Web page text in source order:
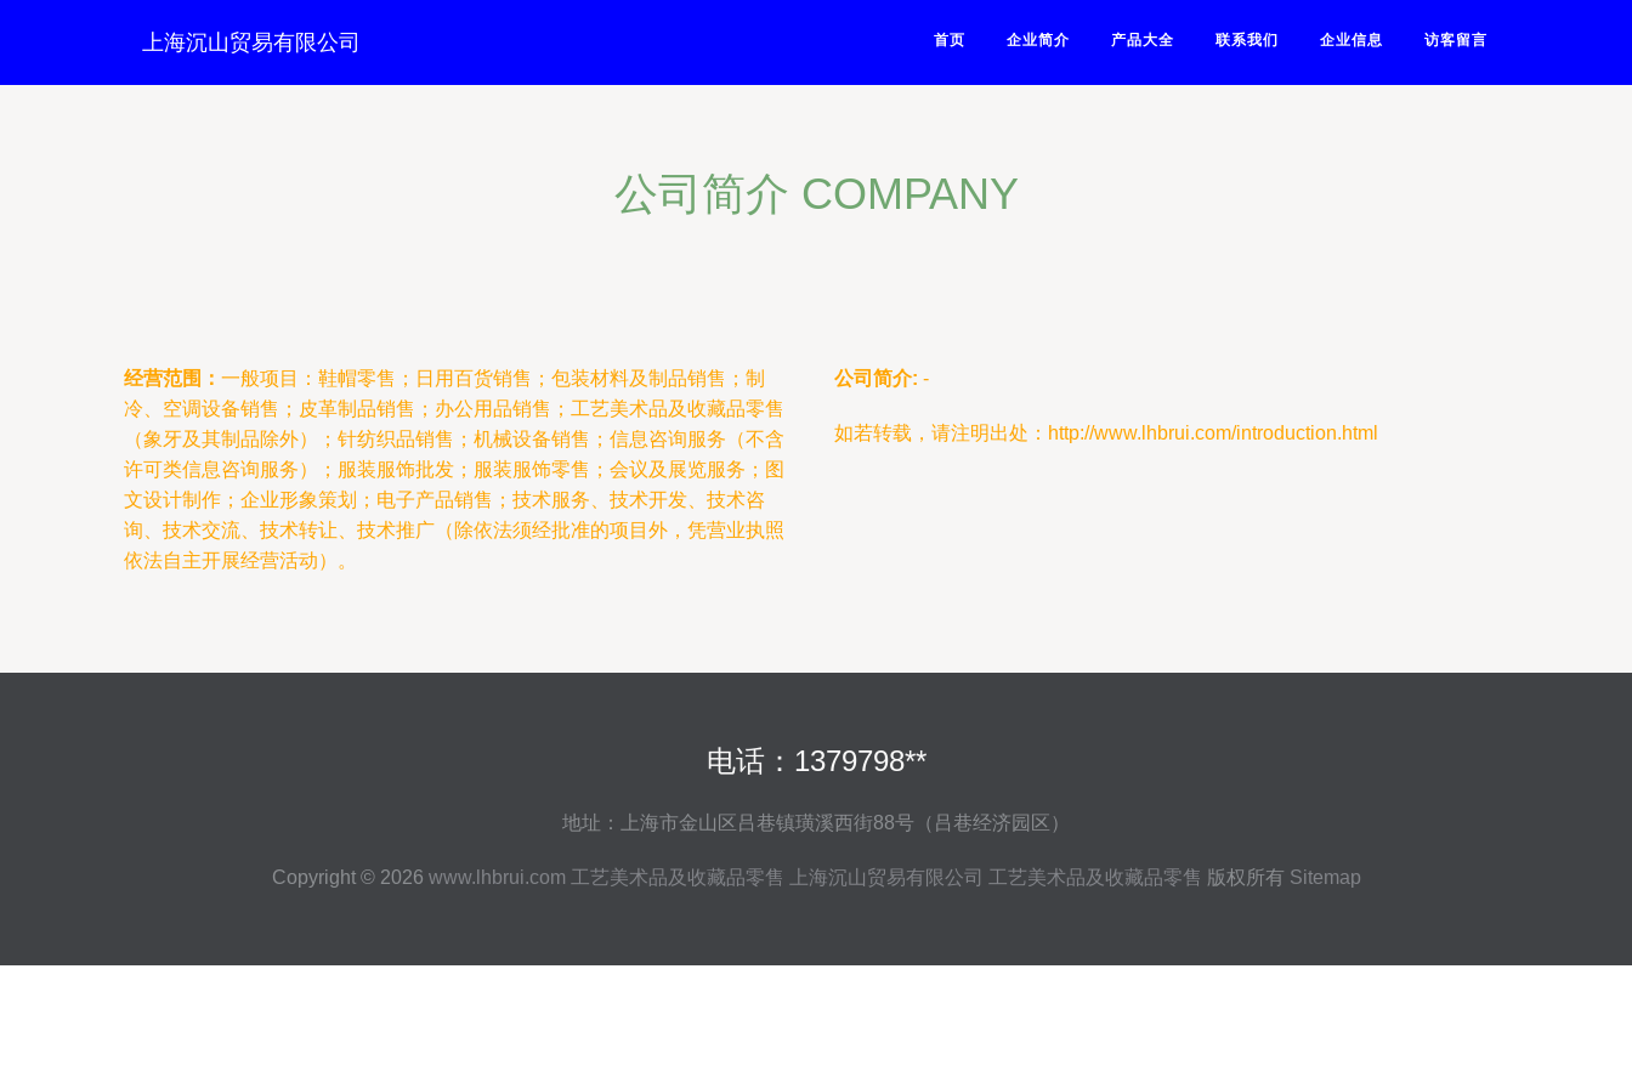
上海沉山贸易有限公司 首页 企业简介 产品大全 联系我们 企业信息 访客留言
公司简介 COMPANY
经营范围： 一般项目：鞋帽零售；日用百货销售；包装材料及制品销售；制
冷、空调设备销售；皮革制品销售；办公用品销售；工艺美术品及收藏品零售
（象牙及其制品除外）；针纺织品销售；机械设备销售；信息咨询服务（不含
许可类信息咨询服务）；服装服饰批发；服装服饰零售；会议及展览服务；图
文设计制作；企业形象策划；电子产品销售；技术服务、技术开发、技术咨
询、技术交流、技术转让、技术推广（除依法须经批准的项目外，凭营业执照
依法自主开展经营活动）。
公司简介: -
如若转载，请注明出处：http://www.lhbrui.com/introduction.html
电话：1379798**
地址：上海市金山区吕巷镇璜溪西街88号（吕巷经济园区）
Copyright © 2026 www.lhbrui.com 工艺美术品及收藏品零售 上海沉山贸易有限公司 工艺美术品及收藏品零售 版权所有 Sitemap